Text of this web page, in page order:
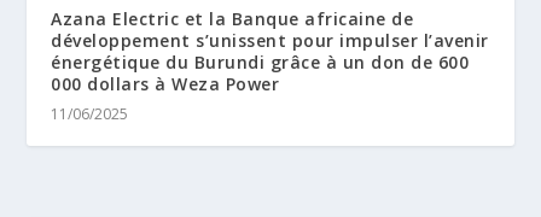
Azana Electric et la Banque africaine de
développement s’unissent pour impulser l’avenir
énergétique du Burundi grâce à un don de 600
000 dollars à Weza Power
11/06/2025